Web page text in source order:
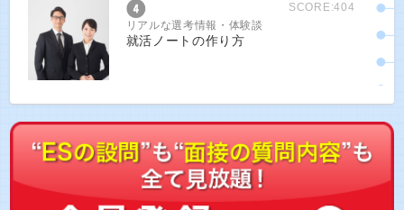
SCORE:404
リアルな選考情報・体験談
就活ノートの作り方